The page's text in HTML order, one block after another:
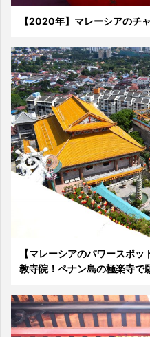
【2020年】マレーシアのチ
【マレーシアのパワースポ
教寺院！ペナン島の極楽寺で